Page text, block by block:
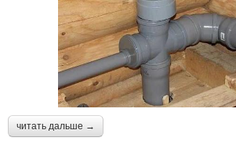
читать дальше →